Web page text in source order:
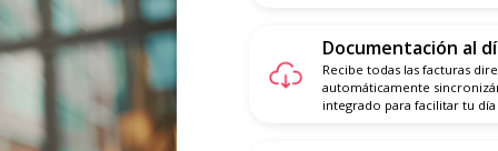
Documentación al
Recibe todas las facturas
automáticamente
integrado para facilitar tu día